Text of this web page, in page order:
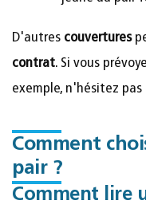
D'autres couvertures
contrat. Si vous
exemple, n'hésitez pas
Comment
pair ?
Comment lire